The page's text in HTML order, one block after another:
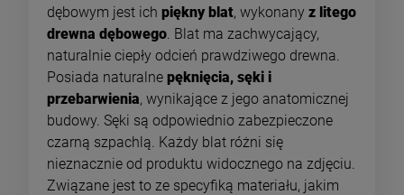
dębowym jest ich piękny blat, wykonany z litego
drewna dębowego. Blat ma zachwycający,
naturalnie ciepły odcień prawdziwego drewna.
Posiada naturalne pęknięcia, sęki i
przebarwienia, wynikające z jego anatomicznej
budowy. Sęki są odpowiednio zabezpieczone
czarną szpachlą. Każdy blat różni się
nieznacznie od produktu widocznego na zdjęciu.
Związane jest to ze specyfiką materiału, jakim